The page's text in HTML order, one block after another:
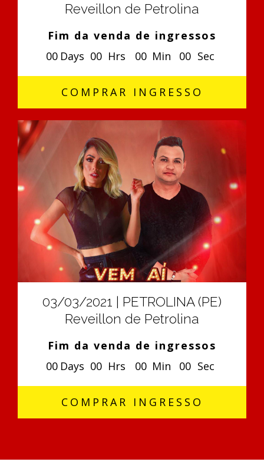
Reveillon de Petrolina
Fim da venda de ingressos
00 Days 00 Hrs 00 Min 00 Sec
COMPRAR INGRESSO
03/03/2021 | PETROLINA (PE)
Reveillon de Petrolina
Fim da venda de ingressos
00 Days 00 Hrs 00 Min 00 Sec
COMPRAR INGRESSO